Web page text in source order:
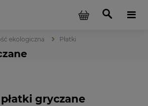
ekologiczna Płatki
gryczane